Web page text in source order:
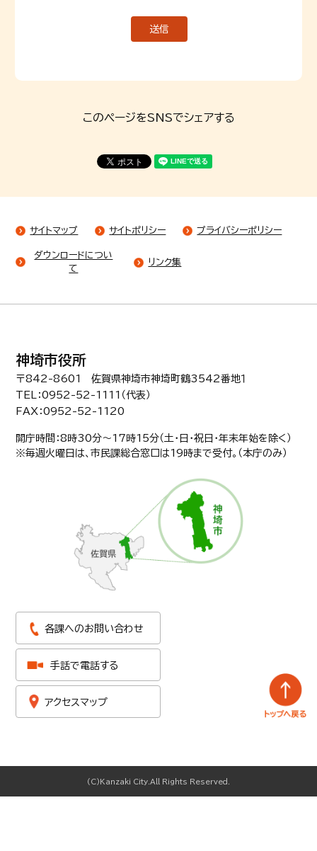
このページをSNSでシェアする
サイトマップ サイトポリシー プライバシーポリシー
ダウンロードについ
て
リンク集
神埼市役所
〒842-8601 佐賀県神埼市神埼町鶴3542番地１
TEL：0952-52-1111（代表）
FAX：0952-52-1120
開庁時間：8時30分〜17時15分（土・日・祝日・年末年始を除く）
※毎週火曜日は、市民課総合窓口は19時まで受付。（本庁のみ）
各課へのお問い合わせ
手話で電話する
アクセスマップ
(C)Kanzaki City.All Rights Reserved.